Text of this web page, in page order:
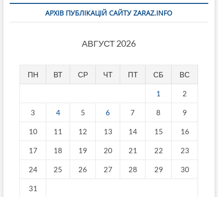
АРХІВ ПУБЛІКАЦІЙ САЙТУ ZARAZ.INFO
АВГУСТ 2026
ПН ВТ СР ЧТ ПТ СБ ВС
1 2
3 4 5 6 7 8 9
10 11 12 13 14 15 16
17 18 19 20 21 22 23
24 25 26 27 28 29 30
31